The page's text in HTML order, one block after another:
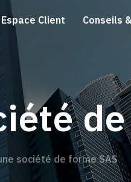
Espace Client Conseils
société de forme SAS